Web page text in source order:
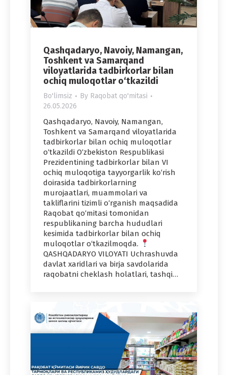
Qashqadaryo, Navoiy, Namangan,
Toshkent va Samarqand
viloyatlarida tadbirkorlar bilan
ochiq muloqotlar o‘tkazildi
Bo'limsiz By Raqobat qo'mitasi
26.05.2026
Qashqadaryo, Navoiy, Namangan,
Toshkent va Samarqand viloyatlarida
tadbirkorlar bilan ochiq muloqotlar
o‘tkazildi O‘zbekiston Respublikasi
Prezidentining tadbirkorlar bilan VI
ochiq muloqotiga tayyorgarlik ko‘rish
doirasida tadbirkorlarning
murojaatlari, muammolari va
takliflarini tizimli o‘rganish maqsadida
Raqobat qo‘mitasi tomonidan
respublikaning barcha hududlari
kesimida tadbirkorlar bilan ochiq
muloqotlar o‘tkazilmoqda.
QASHQADARYO VILOYATI Uchrashuvda
davlat xaridlari va birja savdolarida
raqobatni cheklash holatlari, tashqi…